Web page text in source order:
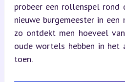
probeer een rollenspel rond
nieuwe burgemeester in
zo ontdekt men hoeveel
oude wortels hebben in het
toen.